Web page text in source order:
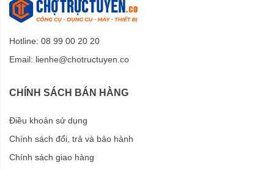
Hotline: 08 99 00 20 20
Email: lienhe@chotructuyen.co
CHÍNH SÁCH BÁN HÀNG
Điều khoản sử dụng
Chính sách đổi, trả và bảo hành
Chính sách giao hàng